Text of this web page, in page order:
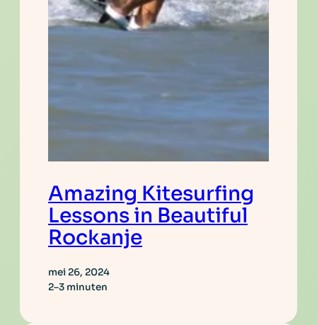
Amazing Kitesurfing
Lessons in Beautiful
Rockanje
mei 26, 2024
2–3 minuten